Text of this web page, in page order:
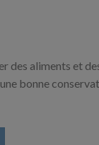
des aliments et
bonne